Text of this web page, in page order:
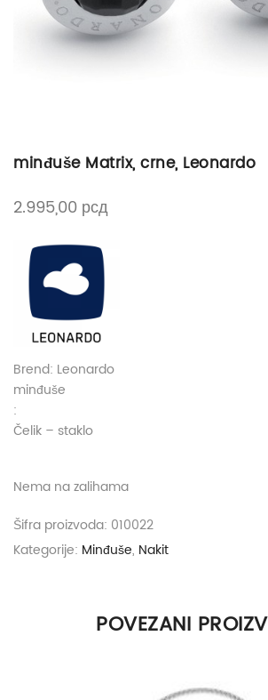
minđuše Matrix, crne, Leonardo
2.995,00 рсд
Brend: Leonardo
minđuše
:
Čelik – staklo
Nema na zalihama
Šifra proizvoda: 010022
Kategorije: Minđuše, Nakit
POVEZANI